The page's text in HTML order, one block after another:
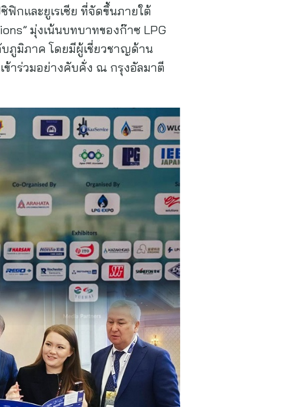
ฟิกและยูเรเซีย ที่จัดขึ้นภายใต้
มุ่งเน้นบทบาทของก๊าซ LPG
ภูมิภาค โดยมีผู้เชี่ยวชาญด้าน
ข้าร่วมอย่างคับคั่ง ณ กรุงอัลมาตี